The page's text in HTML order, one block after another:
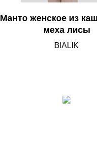
Манто женское из
меха лисы
BIALIK